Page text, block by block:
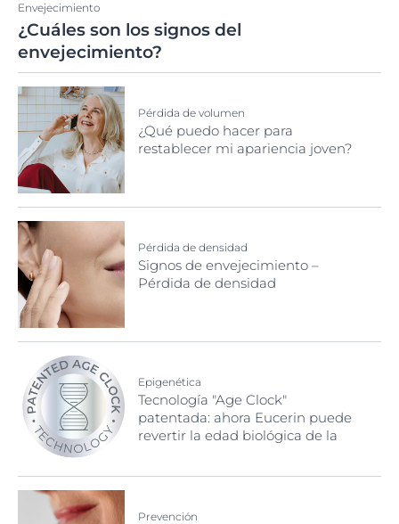
Envejecimiento
¿Cuáles son los signos del
envejecimiento?
Pérdida de volumen
¿Qué puedo hacer para
restablecer mi apariencia joven?
Pérdida de densidad
Signos de envejecimiento –
Pérdida de densidad
Epigenética
Tecnología "Age Clock"
patentada: ahora Eucerin puede
revertir la edad biológica de la
Prevención